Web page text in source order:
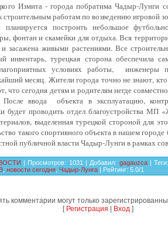
Измита - города побратима Чадыр-Лунги
работам по возведению игровой
планируется построить небольшое
фонтан и скамейки для отдыха. Вся
и засажена живыми растениями. Все
инвентарь, турецкая сторона обеспечила
условиях работы, инженеры
месяц. Жители города точно не знают,
что сегодня детям и родителям негде
После ввода объекта в эксплуатацию,
будет проводить отдел благоустройства
выделенная турецкой стороной для
такого спортивного объекта в нашем
публичной власти Чадыр-Лунги в рамках
| Просмотров: 1031 | Добавил: gagauzca |Теги:
новости сегодня Чадыр-Лунга | Рейтинг: 5.0/1
комментарии могут только
[ Регистрация Вход]